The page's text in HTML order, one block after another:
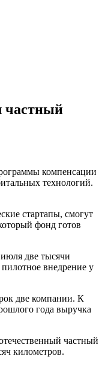
частный
компенсации
технологий.
стартапы, смогут
фонд готов
две тысячи
внедрение у
две компании. К
года выручка
частный
километров.